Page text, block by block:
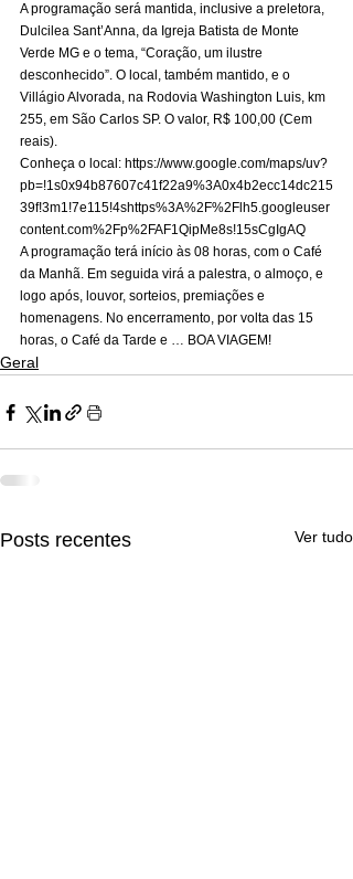
A programação será mantida, inclusive a preletora,
Dulcilea Sant’Anna, da Igreja Batista de Monte
Verde MG e o tema, “Coração, um ilustre
desconhecido”. O local, também mantido, e o
Villágio Alvorada, na Rodovia Washington Luis, km
255, em São Carlos SP. O valor, R$ 100,00 (Cem
reais).
Conheça o local: https://www.google.com/maps/uv?
pb=!1s0x94b87607c41f22a9%3A0x4b2ecc14dc215
39f!3m1!7e115!4shttps%3A%2F%2Flh5.googleuser
content.com%2Fp%2FAF1QipMe8s!15sCgIgAQ
A programação terá início às 08 horas, com o Café
da Manhã. Em seguida virá a palestra, o almoço, e
logo após, louvor, sorteios, premiações e
homenagens. No encerramento, por volta das 15
horas, o Café da Tarde e … BOA VIAGEM!
Geral
Posts recentes Ver tudo